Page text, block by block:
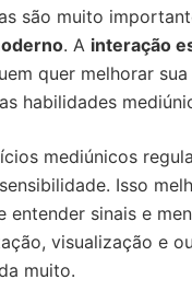
são muito
. A interação
quer melhorar
habilidades
mediúnicos
Isso
entender sinais e
visualização e
muito.